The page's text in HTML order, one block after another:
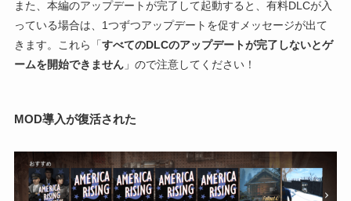
また、本編のアップデートが完了して起動すると、有料DLCが入
っている場合は、1つずつアップデートを促すメッセージが出て
きます。これら「すべてのDLCのアップデートが完了しないとゲ
ームを開始できません」ので注意してください！
MOD導入が復活された